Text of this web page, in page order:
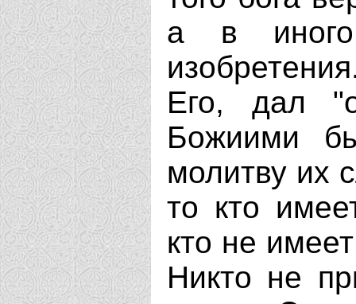
а в иного
Его, дал
Божиими
молитву их
то кто
кто не
Никто не